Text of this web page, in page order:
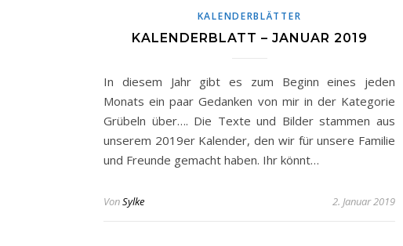
KALENDERBLÄTTER
KALENDERBLATT – JANUAR 2019
In diesem Jahr gibt es zum Beginn eines jeden
Monats ein paar Gedanken von mir in der Kategorie
Grübeln über…. Die Texte und Bilder stammen aus
unserem 2019er Kalender, den wir für unsere Familie
und Freunde gemacht haben. Ihr könnt…
VonSylke 2. Januar 2019